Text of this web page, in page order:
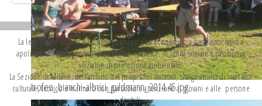
trofeo_bianchi-albrici_guldmann_2014.45.jpg
La lega Navale Italiana è un ente pubblico non economico a base associativa e
apolitico che svolge servizi di pubblico interesse, di utilità sociale e promuove
iniziative di protezione ambientale.
La Sezione di Milano, nell'ambito dei propri fini statutari, svolge attività di interesse
culturale, tecnico e marinaro con particolare attenzione ai giovani e alle persone
disabili.